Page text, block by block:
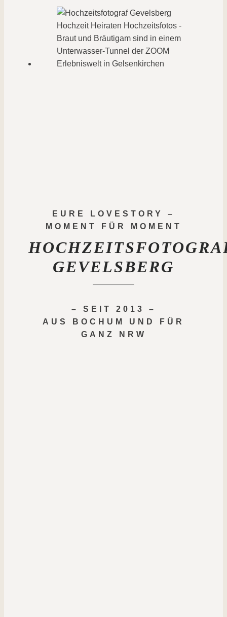
EURE LOVESTORY –
MOMENT FÜR MOMENT
GEVELSBERG
– SEIT 2013 –
AUS BOCHUM UND FÜR
GANZ NRW